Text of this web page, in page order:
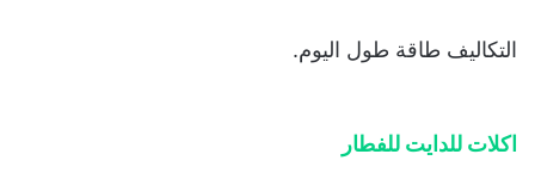
التكاليف طاقة طول اليوم.
اكلات للدايت للفطار